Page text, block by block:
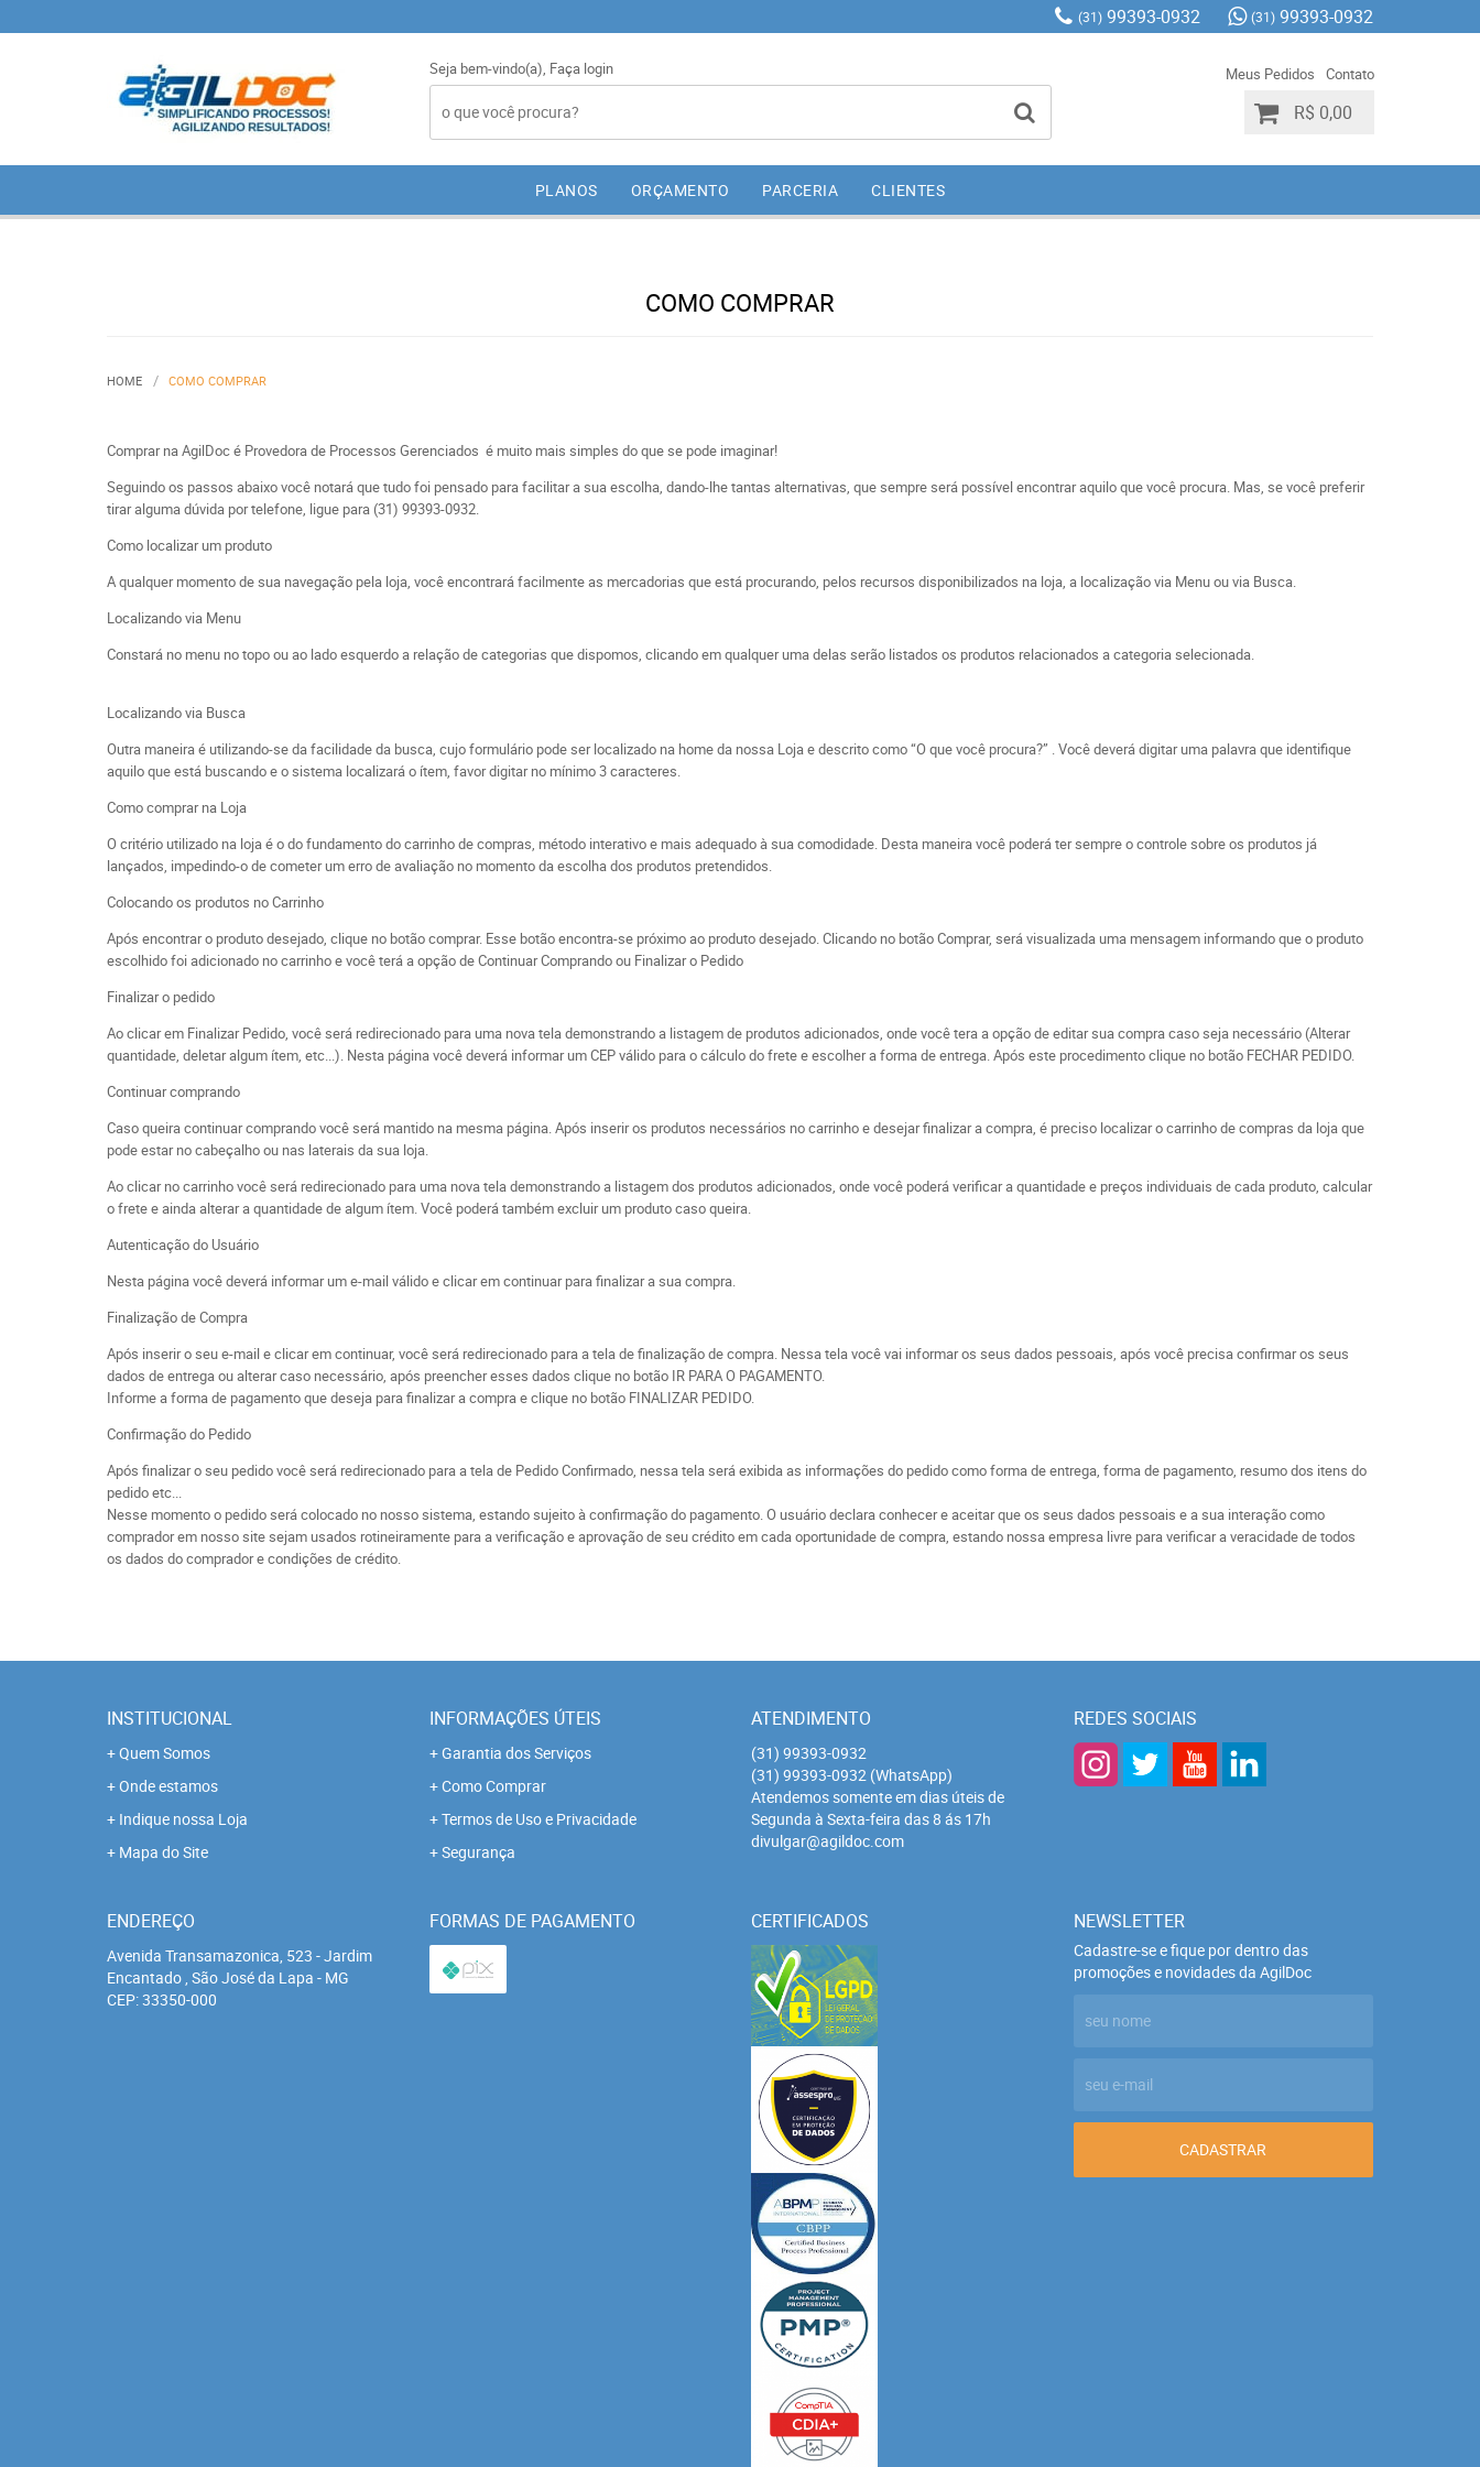
(31) 99393-0932 (31) 99393-0932
Seja bem-vindo(a), Faça login Meus Pedidos Contato
R$ 0,00
PLANOS ORÇAMENTO PARCERIA CLIENTES
COMO COMPRAR
HOME COMO COMPRAR
Comprar na AgilDoc é Provedora de Processos Gerenciados é muito mais simples do que se pode imaginar!
Seguindo os passos abaixo você notará que tudo foi pensado para facilitar a sua escolha, dando-lhe tantas alternativas, que sempre será possível encontrar aquilo que você procura. Mas, se você preferir
tirar alguma dúvida por telefone, ligue para (31) 99393-0932.
Como localizar um produto
A qualquer momento de sua navegação pela loja, você encontrará facilmente as mercadorias que está procurando, pelos recursos disponibilizados na loja, a localização via Menu ou via Busca.
Localizando via Menu
Constará no menu no topo ou ao lado esquerdo a relação de categorias que dispomos, clicando em qualquer uma delas serão listados os produtos relacionados a categoria selecionada.
Localizando via Busca
Outra maneira é utilizando-se da facilidade da busca, cujo formulário pode ser localizado na home da nossa Loja e descrito como “O que você procura?” . Você deverá digitar uma palavra que identifique
aquilo que está buscando e o sistema localizará o ítem, favor digitar no mínimo 3 caracteres.
Como comprar na Loja
O critério utilizado na loja é o do fundamento do carrinho de compras, método interativo e mais adequado à sua comodidade. Desta maneira você poderá ter sempre o controle sobre os produtos já
lançados, impedindo-o de cometer um erro de avaliação no momento da escolha dos produtos pretendidos.
Colocando os produtos no Carrinho
Após encontrar o produto desejado, clique no botão comprar. Esse botão encontra-se próximo ao produto desejado. Clicando no botão Comprar, será visualizada uma mensagem informando que o produto
escolhido foi adicionado no carrinho e você terá a opção de Continuar Comprando ou Finalizar o Pedido
Finalizar o pedido
Ao clicar em Finalizar Pedido, você será redirecionado para uma nova tela demonstrando a listagem de produtos adicionados, onde você tera a opção de editar sua compra caso seja necessário (Alterar
quantidade, deletar algum ítem, etc...). Nesta página você deverá informar um CEP válido para o cálculo do frete e escolher a forma de entrega. Após este procedimento clique no botão FECHAR PEDIDO.
Continuar comprando
Caso queira continuar comprando você será mantido na mesma página. Após inserir os produtos necessários no carrinho e desejar finalizar a compra, é preciso localizar o carrinho de compras da loja que
pode estar no cabeçalho ou nas laterais da sua loja.
Ao clicar no carrinho você será redirecionado para uma nova tela demonstrando a listagem dos produtos adicionados, onde você poderá verificar a quantidade e preços individuais de cada produto, calcular
o frete e ainda alterar a quantidade de algum ítem. Você poderá também excluir um produto caso queira.
Autenticação do Usuário
Nesta página você deverá informar um e-mail válido e clicar em continuar para finalizar a sua compra.
Finalização de Compra
Após inserir o seu e-mail e clicar em continuar, você será redirecionado para a tela de finalização de compra. Nessa tela você vai informar os seus dados pessoais, após você precisa confirmar os seus
dados de entrega ou alterar caso necessário, após preencher esses dados clique no botão IR PARA O PAGAMENTO.
Informe a forma de pagamento que deseja para finalizar a compra e clique no botão FINALIZAR PEDIDO.
Confirmação do Pedido
Após finalizar o seu pedido você será redirecionado para a tela de Pedido Confirmado, nessa tela será exibida as informações do pedido como forma de entrega, forma de pagamento, resumo dos itens do
pedido etc...
Nesse momento o pedido será colocado no nosso sistema, estando sujeito à confirmação do pagamento. O usuário declara conhecer e aceitar que os seus dados pessoais e a sua interação como
comprador em nosso site sejam usados rotineiramente para a verificação e aprovação de seu crédito em cada oportunidade de compra, estando nossa empresa livre para verificar a veracidade de todos
os dados do comprador e condições de crédito.
INSTITUCIONAL
Quem Somos
Onde estamos
Indique nossa Loja
Mapa do Site
INFORMAÇÕES ÚTEIS
Garantia dos Serviços
Como Comprar
Termos de Uso e Privacidade
Segurança
ATENDIMENTO
(31) 99393-0932
(31) 99393-0932 (WhatsApp)
Atendemos somente em dias úteis de
Segunda à Sexta-feira das 8 ás 17h
divulgar@agildoc.com
REDES SOCIAIS
ENDEREÇO
Avenida Transamazonica, 523 -Jardim
Encantado , São José da Lapa - MG
CEP: 33350-000
FORMAS DE PAGAMENTO CERTIFICADOS NEWSLETTER
Cadastre-se e fique por dentro das
promoções e novidades da AgilDoc
CADASTRAR